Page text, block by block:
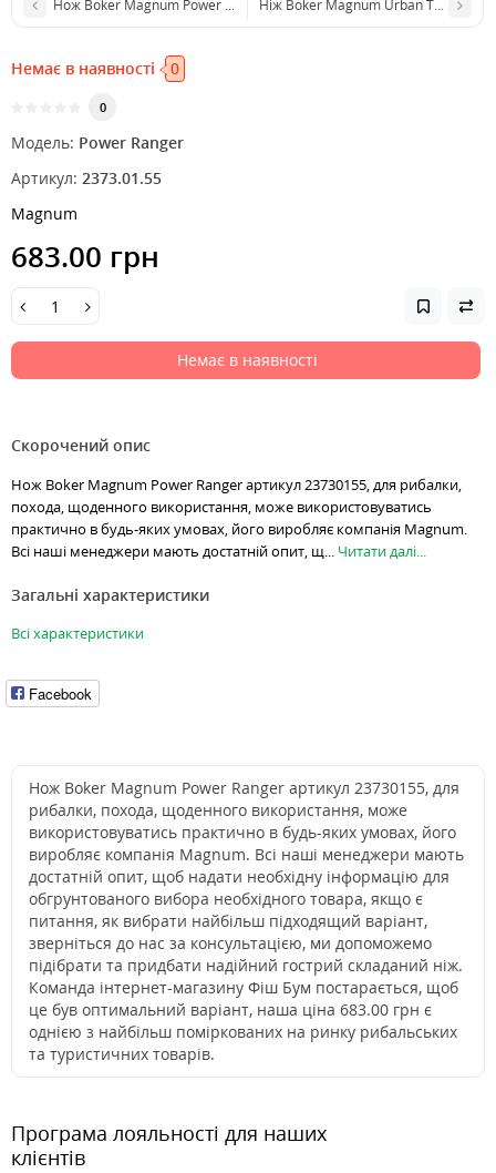
Нож Boker Magnum Power KnightНіж Boker Magnum Urban Tank
Немає в наявності 0
0
Модель: Power Ranger
Артикул: 2373.01.55
Magnum
683.00 грн
Немає в наявності
Скорочений опис
Нож Boker Magnum Power Ranger артикул 23730155, для рибалки,
похода, щоденного використання, може використовуватись
практично в будь-яких умовах, його виробляє компанія Magnum.
Всі наші менеджери мають достатній опит, щ... Читати далі...
Загальні характеристики
Всі характеристики
Facebook
Нож Boker Magnum Power Ranger артикул 23730155, для
рибалки, похода, щоденного використання, може
використовуватись практично в будь-яких умовах, його
виробляє компанія Magnum. Всі наші менеджери мають
достатній опит, щоб надати необхідну інформацію для
обгрунтованого вибора необхідного товара, якщо є
питання, як вибрати найбільш підходящий варіант,
зверніться до нас за консультацією, ми допоможемо
підібрати та придбати надійний гострий складаний ніж.
Команда інтернет-магазину Фіш Бум постарається, щоб
це був оптимальний варіант, наша ціна 683.00 грн є
однією з найбільш поміркованих на ринку рибальських
та туристичних товарів.
Програма лояльності для наших
клієнтів